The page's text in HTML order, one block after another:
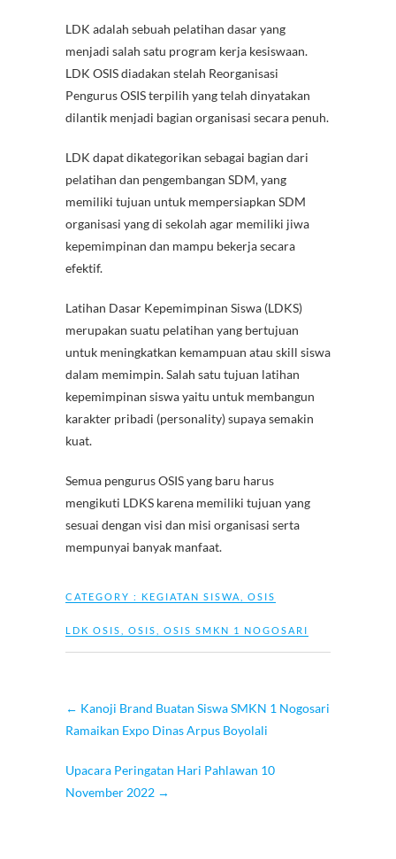
LDK adalah sebuah pelatihan dasar yang
menjadi salah satu program kerja kesiswaan.
LDK OSIS diadakan stelah Reorganisasi
Pengurus OSIS terpilih yang telah dinyatakan
dilantik menjadi bagian organisasi secara penuh.
LDK dapat dikategorikan sebagai bagian dari
pelatihan dan pengembangan SDM, yang
memiliki tujuan untuk mempersiapkan SDM
organisasi yang di sekolah agar memiliki jiwa
kepemimpinan dan mampu bekerja secara
efektif.
Latihan Dasar Kepemimpinan Siswa (LDKS)
merupakan suatu pelatihan yang bertujuan
untuk meningkatkan kemampuan atau skill siswa
dalam memimpin. Salah satu tujuan latihan
kepemimpinan siswa yaitu untuk membangun
karakter pribadi (personality) supaya semakin
kuat.
Semua pengurus OSIS yang baru harus
mengikuti LDKS karena memiliki tujuan yang
sesuai dengan visi dan misi organisasi serta
mempunyai banyak manfaat.
CATEGORY : KEGIATAN SISWA OSIS
LDK OSIS OSIS OSIS SMKN 1 NOGOSARI
← Kanoji Brand Buatan Siswa SMKN 1 Nogosari
Ramaikan Expo Dinas Arpus Boyolali
Upacara Peringatan Hari Pahlawan 10
November 2022 →